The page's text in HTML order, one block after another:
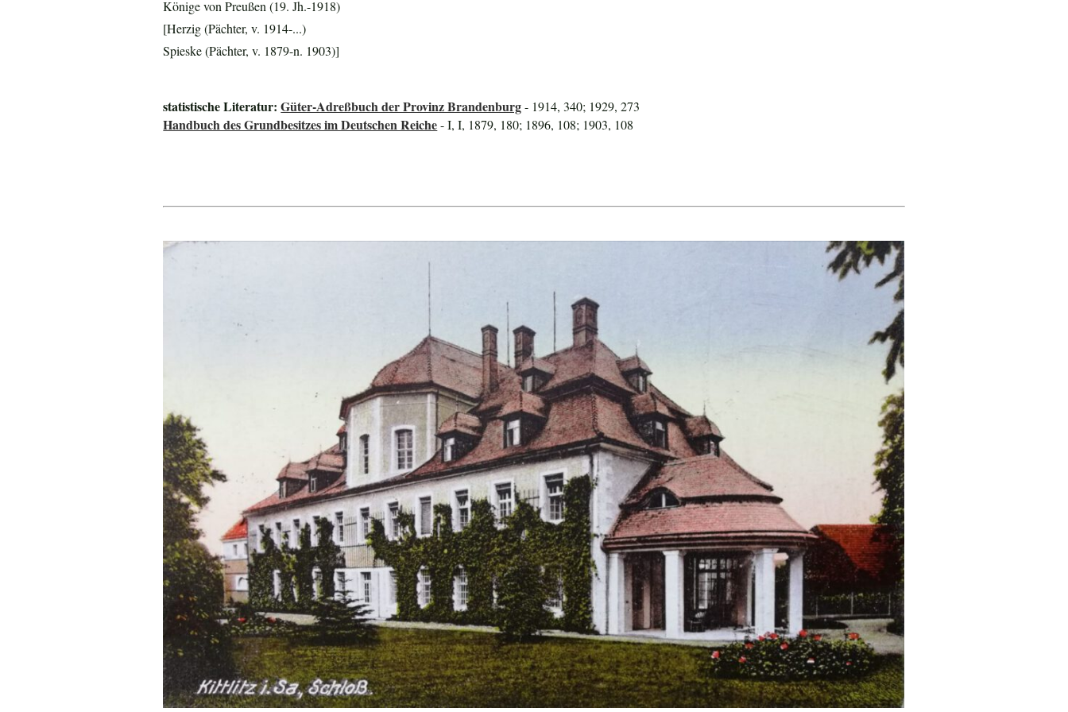
Könige von Preußen (19. Jh.-1918)
[Herzig (Pächter, v. 1914-...)
Spieske (Pächter, v. 1879-n. 1903)]
statistische Literatur:Güter-Adreßbuch der Provinz Brandenburg- 1914, 340; 1929, 273
Handbuch des Grundbesitzes im Deutschen Reiche- I, I, 1879, 180; 1896, 108; 1903, 108